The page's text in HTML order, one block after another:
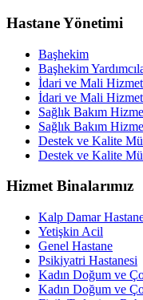
Hastane Yönetimi
Başhekim
Başhekim
İdari ve Mali
İdari ve Mali
Sağlık Bakım
Sağlık Bakım
Destek ve Kalite
Destek ve Kalite
Hizmet Binalarımız
Kalp Damar
Yetişkin Acil
Genel Hastane
Psikiyatri Hastanesi
Kadın Doğum ve
Kadın Doğum ve